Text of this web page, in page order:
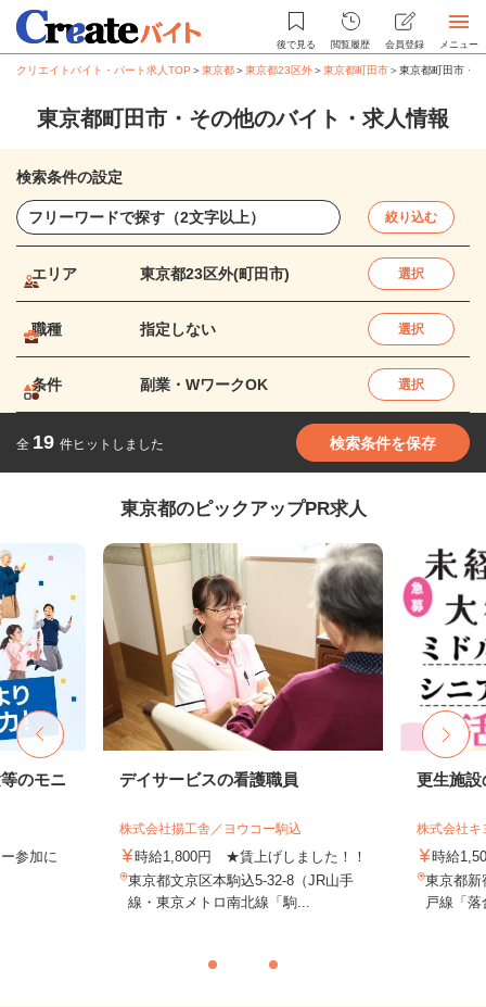
後で見る 閲覧履歴 会員登録 メニュー
クリエイトバイト・パート求人TOP ＞東京都＞東京都23区外＞東京都町田市＞東京都町田市・
東京都町田市・その他のバイト・求人情報
検索条件の設定
絞り込む
エリア 東京都23区外(町田市) 選択
職種 指定しない 選択
条件 副業・WワークOK 選択
全 19 件ヒットしました 検索条件を保存
東京都のピックアップPR求人
のモニ
参加に
デイサービスの看護職員
株式会社揚工舎／ヨウコー駒込
時給1,800円 ★賃上げしました！！
東京都文京区本駒込5-32-8（JR山手
線・東京メトロ南北線「駒...
更生施設
株式会社キ
時給
東京都新
戸線「